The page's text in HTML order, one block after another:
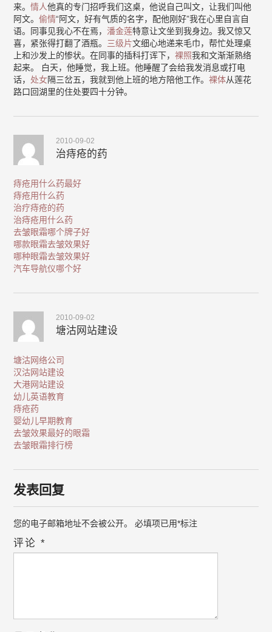
来。情人他真的专门招呼我们这桌，他说自己叫文，让我们叫他
阿文。偷情“阿文，好有气质的名字，配他刚好”我在心里自言自
语。同事见我心不在焉， 潘金莲特意让文坐到我身边。我又惊又
喜，紧张得打翻了酒瓶。 三级片文细心地递来毛巾，帮忙处理桌
上和沙发上的惨状。在同事的插科打诨下，裸照我和文渐渐熟络
起来。 白天，他睡觉，我上班。他睡醒了会给我发消息或打电
话， 处女隔三岔五，我就到他上班的地方陪他工作。裸体从莲花
路口回湖里的住处要四十分钟。
2010-09-02
治痔疮的药
痔疮用什么药最好
痔疮用什么药
治疗痔疮的药
治痔疮用什么药
去皱眼霜哪个牌子好
哪款眼霜去皱效果好
哪种眼霜去皱效果好
汽车导航仪哪个好
2010-09-02
塘沽网站建设
塘沽网络公司
汉沽网站建设
大港网站建设
幼儿英语教育
痔疮药
婴幼儿早期教育
去皱效果最好的眼霜
去皱眼霜排行榜
发表回复
您的电子邮箱地址不会被公开。 必填项已用*标注
评论*